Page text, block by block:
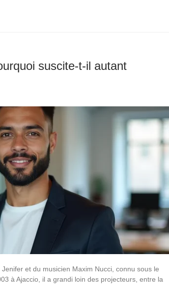
suscite-t-il autant
et du musicien Maxim Nucci, connu sous le
à Ajaccio, il a grandi loin des projecteurs, entre la